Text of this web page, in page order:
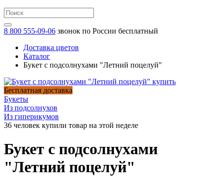
8 800 555-09-06 звонок по России бесплатный
Доставка цветов
Каталог
Букет с подсолнухами "Летний поцелуй"
Бесплатная доставка
Букеты
Из подсолнухов
Из гиперикумов
36 человек купили товар на этой неделе
Букет с подсолнухами
"Летний поцелуй"